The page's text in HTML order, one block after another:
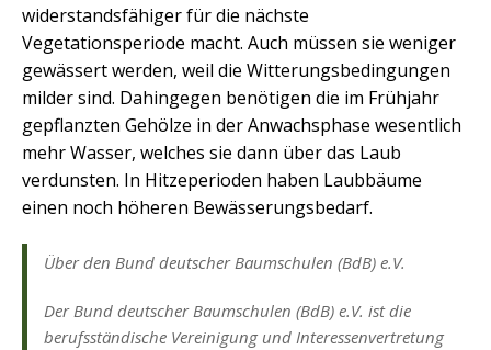
widerstandsfähiger für die nächste
Vegetationsperiode macht. Auch müssen sie weniger
gewässert werden, weil die Witterungsbedingungen
milder sind. Dahingegen benötigen die im Frühjahr
gepflanzten Gehölze in der Anwachsphase wesentlich
mehr Wasser, welches sie dann über das Laub
verdunsten. In Hitzeperioden haben Laubbäume
einen noch höheren Bewässerungsbedarf.
Über den Bund deutscher Baumschulen (BdB) e.V.
Der Bund deutscher Baumschulen (BdB) e.V. ist die
berufsständische Vereinigung und Interessenvertretung